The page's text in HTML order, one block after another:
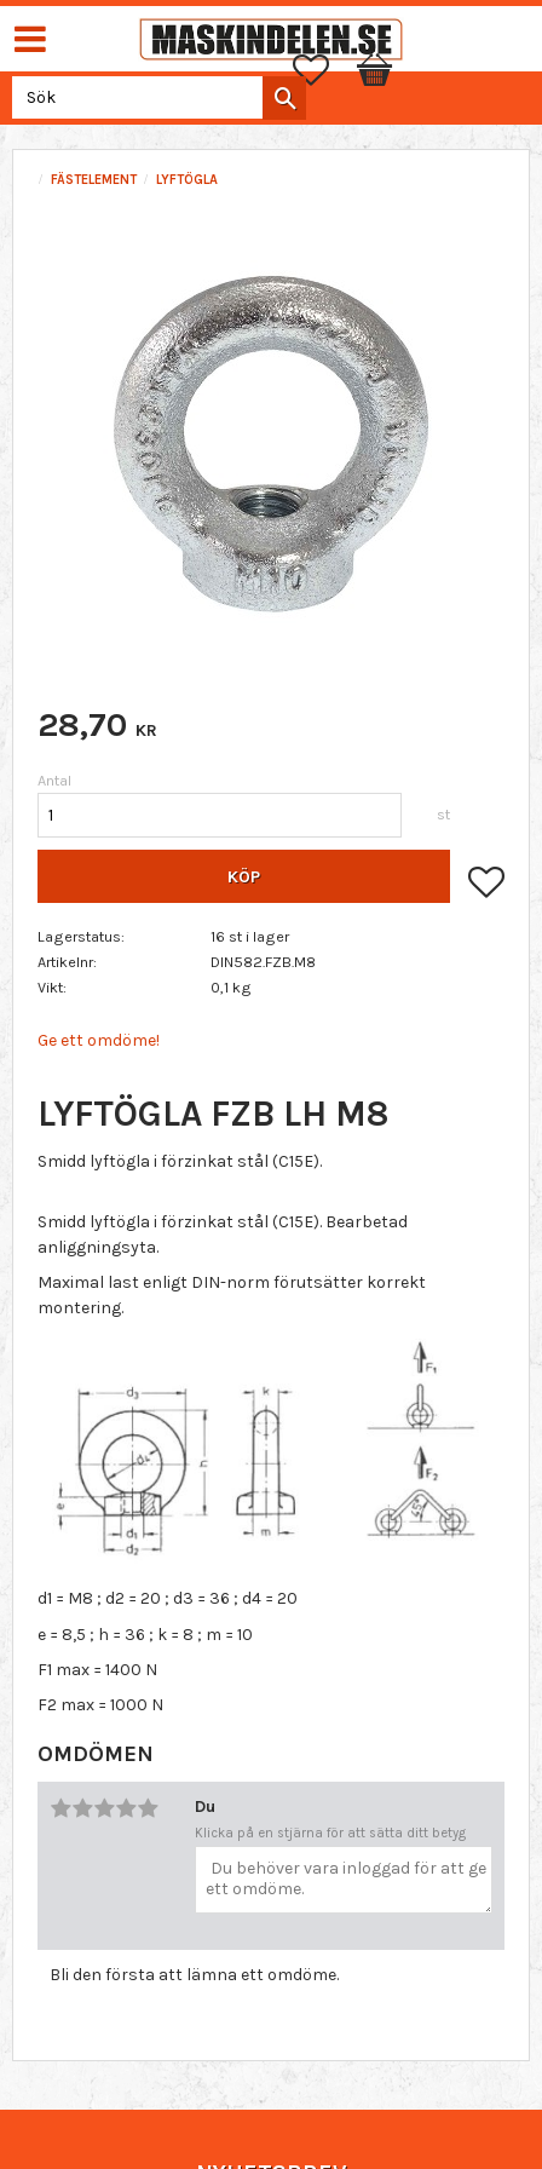
Favoriter
Kundvagn
FÄSTELEMENT LYFTÖGLA
28,70 KR
Antal
st
KÖP
Lagerstatus
16 st i lager
Artikelnr
DIN582.FZB.M8
Vikt
0,1 kg
Ge ett omdöme!
LYFTÖGLA FZB LH M8
Smidd lyftögla i förzinkat stål (C15E).
Smidd lyftögla i förzinkat stål (C15E). Bearbetad
anliggningsyta.
Maximal last enligt DIN-norm förutsätter korrekt
montering.
d1 = M8 ; d2 = 20 ; d3 = 36 ; d4 = 20
e = 8,5 ; h = 36 ; k = 8 ; m = 10
F1 max = 1400 N
F2 max = 1000 N
OMDÖMEN
Du
Klicka på en stjärna för att sätta ditt betyg
Bli den första att lämna ett omdöme.